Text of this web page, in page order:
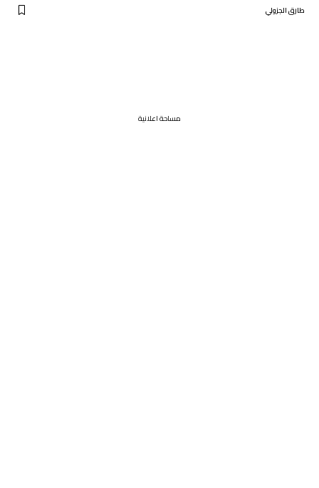
طارق الجزولي
مساحة اعلانية